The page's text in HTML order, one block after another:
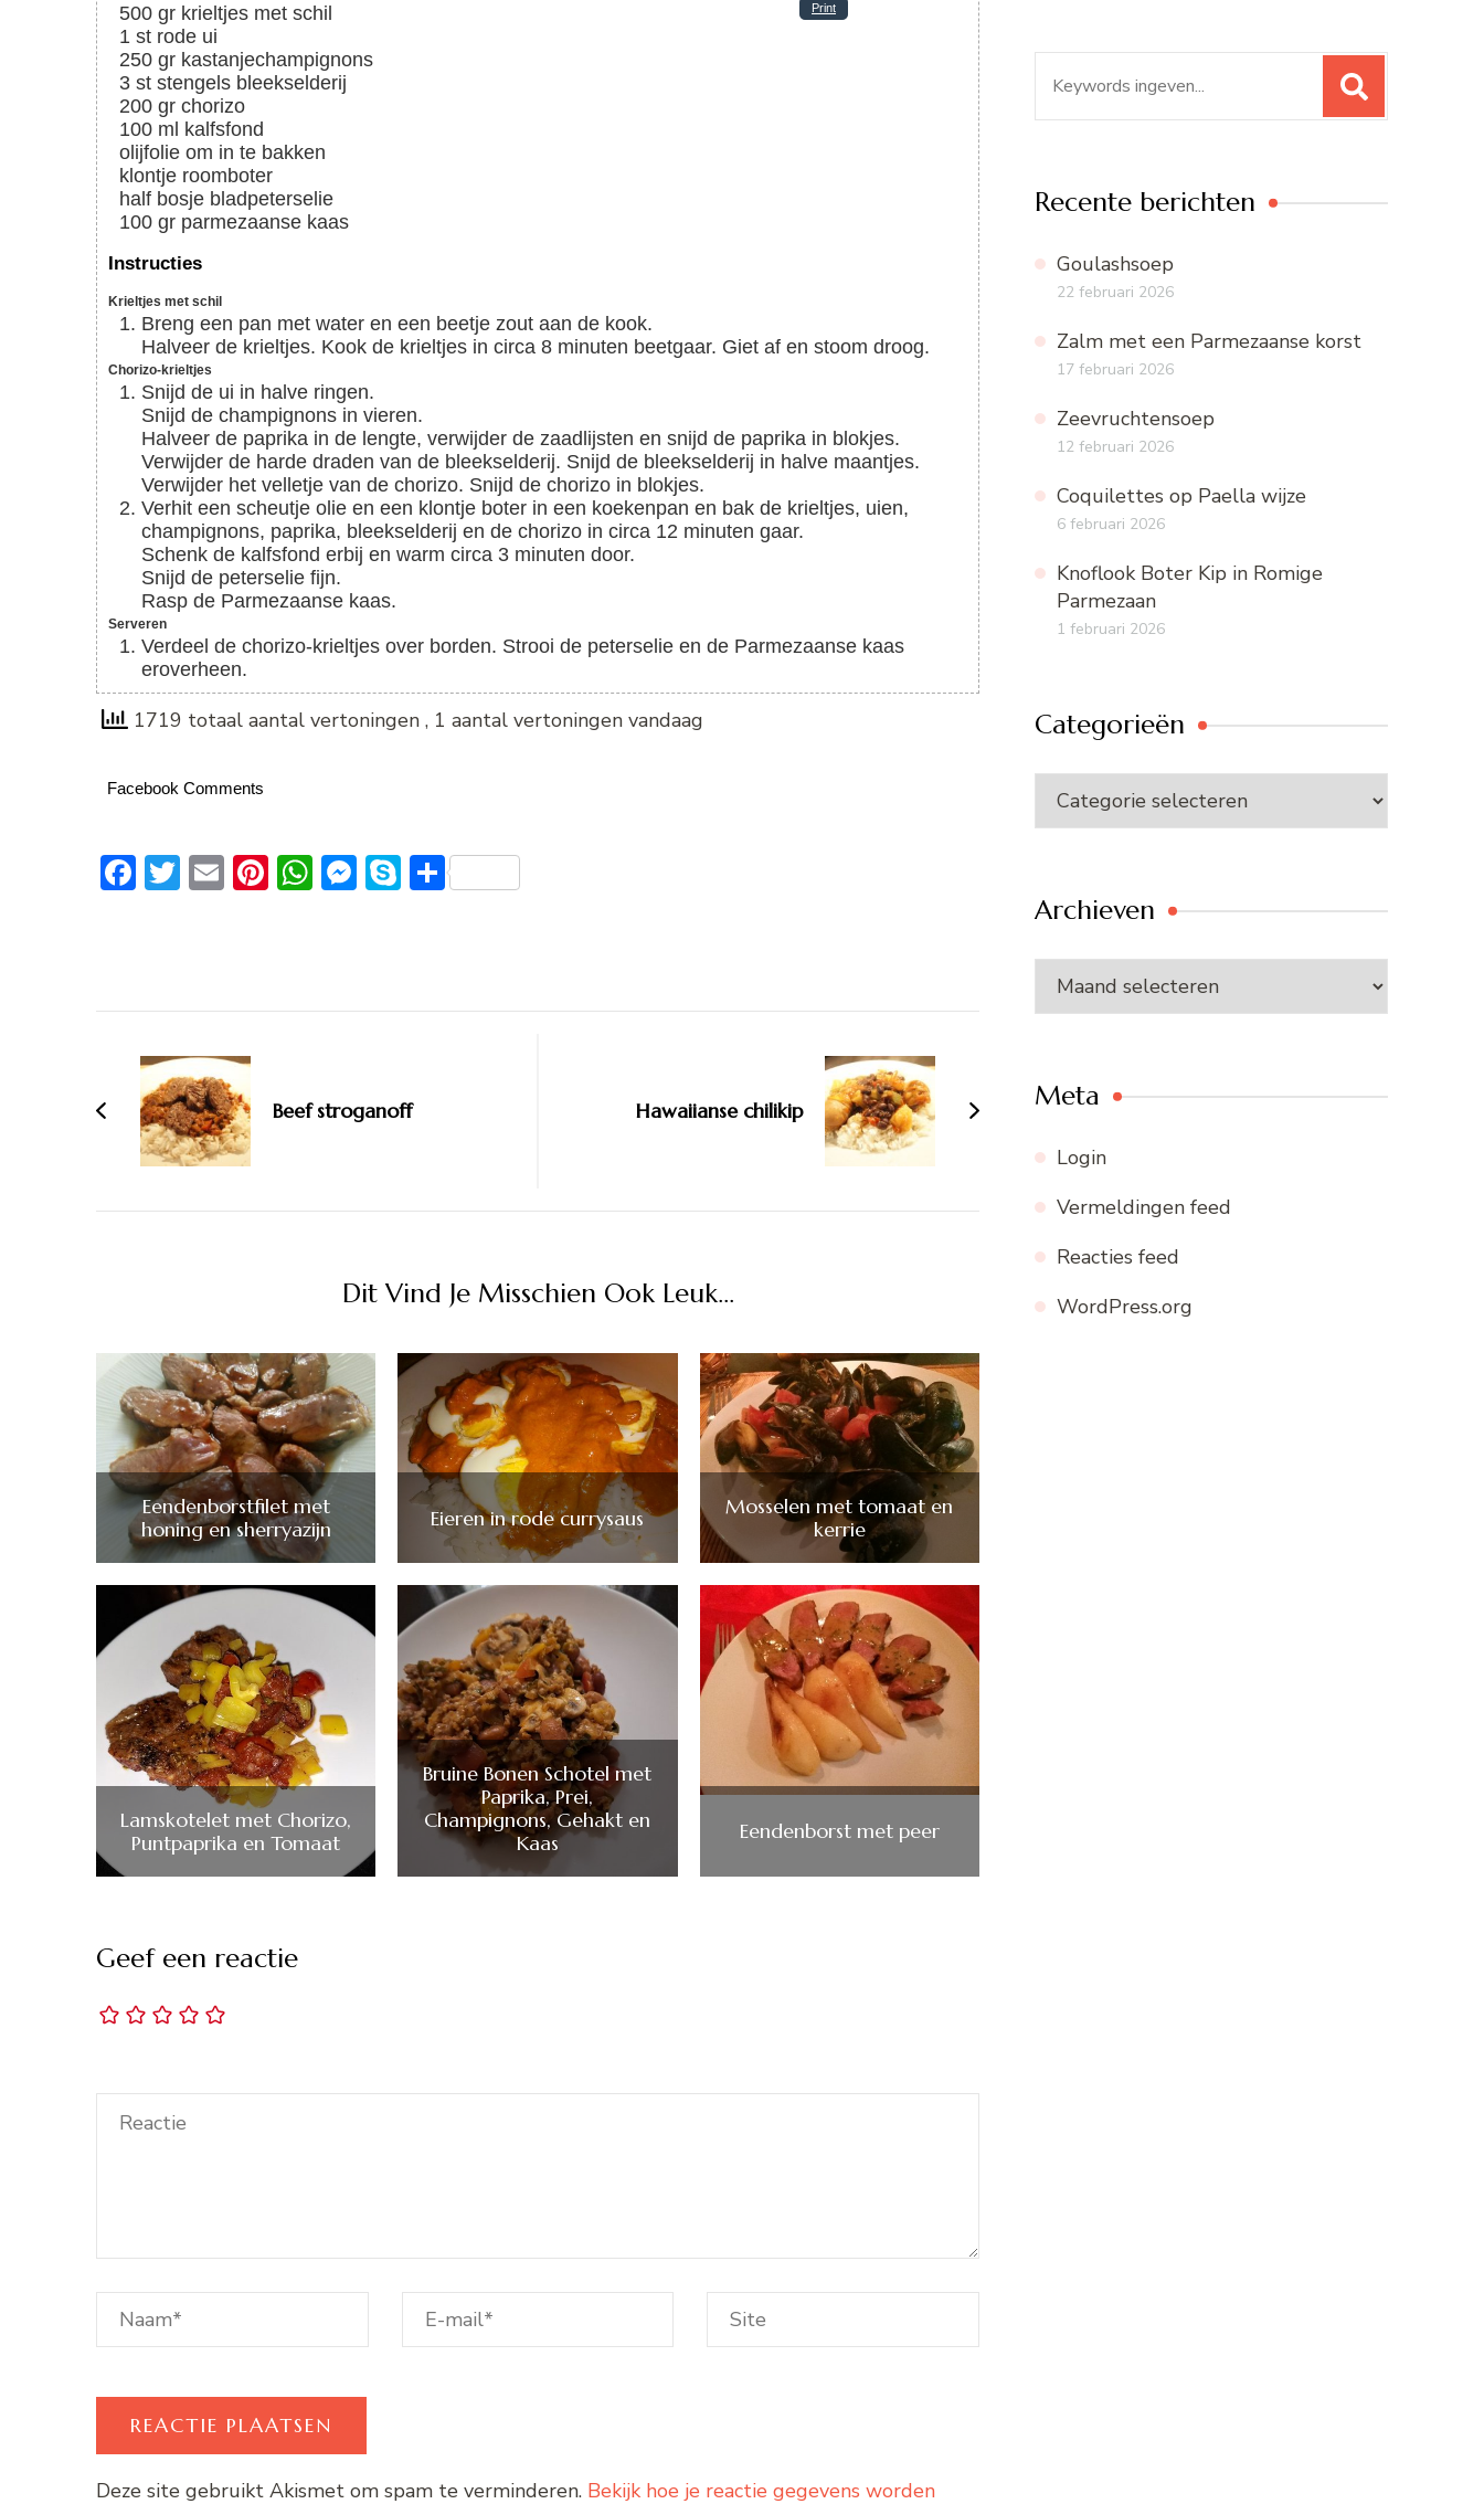
Print
500 gr krieltjes met schil
1 st rode ui
250 gr kastanjechampignons
3 st stengels bleekselderij
200 gr chorizo
100 ml kalfsfond
olijfolie om in te bakken
klontje roomboter
half bosje bladpeterselie
100 gr parmezaanse kaas
Instructies
Krieltjes met schil
Breng een pan met water en een beetje zout aan de kook.
Halveer de krieltjes. Kook de krieltjes in circa 8 minuten beetgaar. Giet af en stoom droog.
Chorizo-krieltjes
Snijd de ui in halve ringen.
Snijd de champignons in vieren.
Halveer de paprika in de lengte, verwijder de zaadlijsten en snijd de paprika in blokjes.
Verwijder de harde draden van de bleekselderij. Snijd de bleekselderij in halve maantjes.
Verwijder het velletje van de chorizo. Snijd de chorizo in blokjes.
Verhit een scheutje olie en een klontje boter in een koekenpan en bak de krieltjes, uien,
champignons, paprika, bleekselderij en de chorizo in circa 12 minuten gaar.
Schenk de kalfsfond erbij en warm circa 3 minuten door.
Snijd de peterselie fijn.
Rasp de Parmezaanse kaas.
Serveren
Verdeel de chorizo-krieltjes over borden. Strooi de peterselie en de Parmezaanse kaas
eroverheen.
1719 totaal aantal vertoningen , 1 aantal vertoningen vandaag
Facebook Comments
Facebook
Twitter
EmailPinterest
WhatsApp
Messenger
Skype
Delen
navigatie
Beef stroganoff Hawaiianse chilikip
Dit Vind Je Misschien Ook Leuk...
Eendenborstfilet met
honing en sherryazijn
Eieren in rode currysaus
Mosselen met tomaat en
kerrie
Lamskotelet met Chorizo,
Puntpaprika en Tomaat
Bruine Bonen Schotel met
Paprika, Prei,
Champignons, Gehakt en
Kaas
Eendenborst met peer
Geef een reactie
Deze site gebruikt Akismet om spam te verminderen. Bekijk hoe je reactie gegevens worden
naar:
Recente berichten
Goulashsoep
22 februari 2026
Zalm met een Parmezaanse korst
17 februari 2026
Zeevruchtensoep
12 februari 2026
Coquilettes op Paella wijze
6 februari 2026
Knoflook Boter Kip in Romige
Parmezaan
1 februari 2026
Categorieën
Categorieën
Archieven
Archieven
Meta
Login
Vermeldingen feed
Reacties feed
WordPress.org